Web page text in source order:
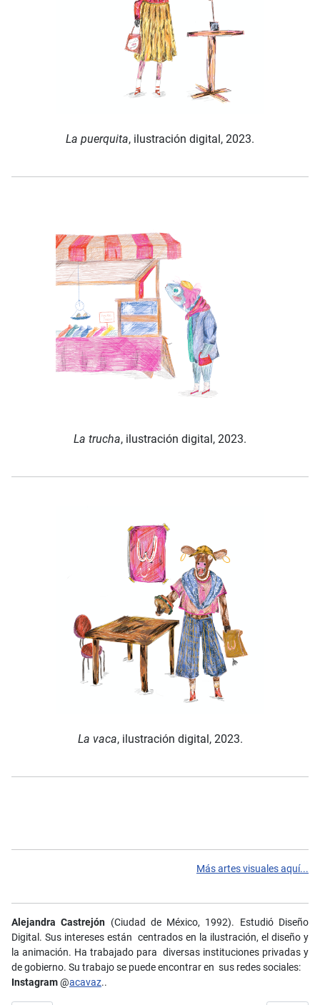
La puerquita, ilustración digital, 2023.
La trucha, ilustración digital, 2023.
La vaca, ilustración digital, 2023.
Más artes visuales aquí...
Alejandra Castrejón (Ciudad de México, 1992). Estudió Diseño
Digital. Sus intereses están centrados en la ilustración, el diseño y
la animación. Ha trabajado para diversas instituciones privadas y
de gobierno. Su trabajo se puede encontrar en sus redes sociales:
Instagram@acavaz..